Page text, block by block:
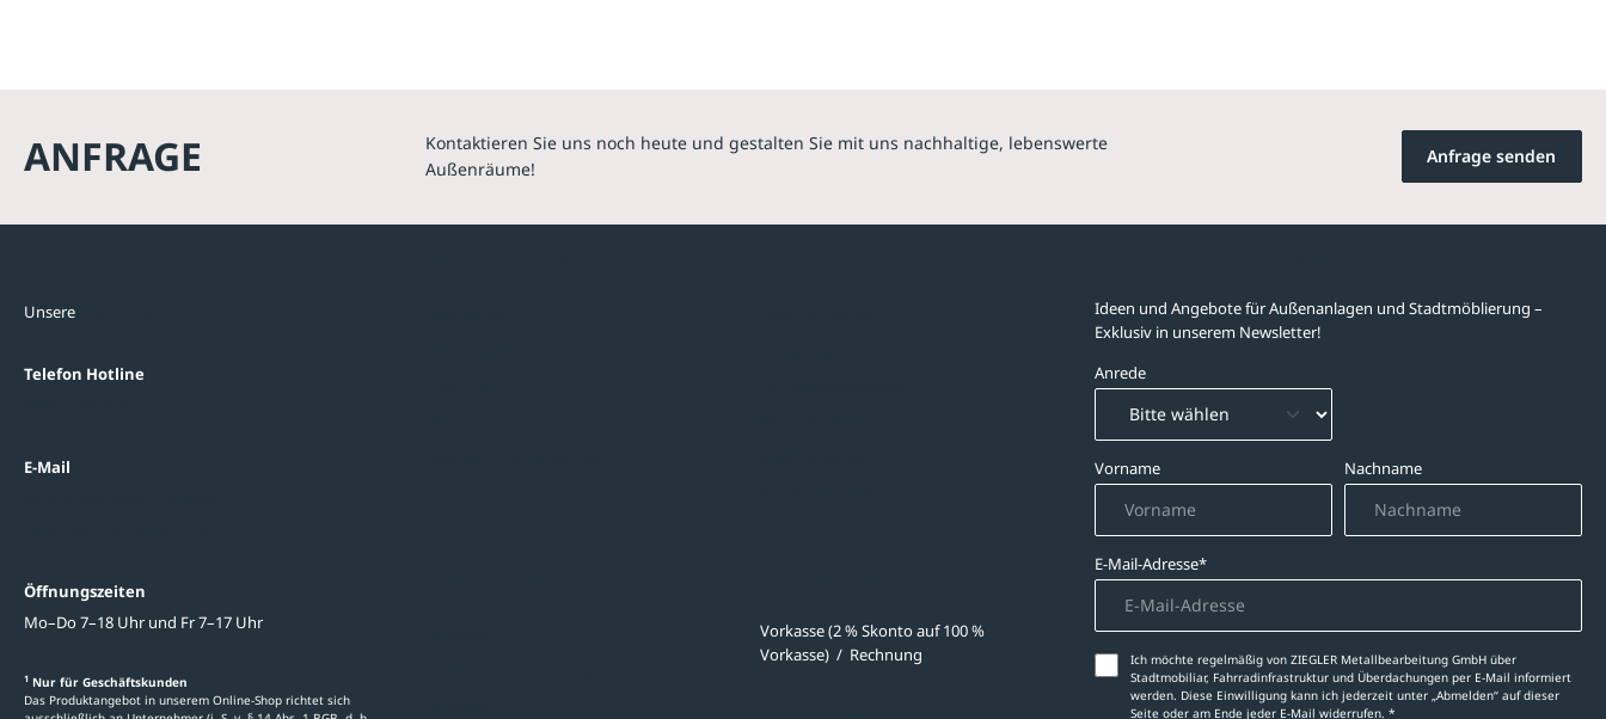
ANFRAGE
Kontaktieren Sie uns noch heute und gestalten Sie mit uns nachhaltige, lebenswerte
Außenräume!
Anfrage senden
Unsere
Telefon Hotline
E-Mail
Öffnungszeiten
Mo–Do 7–18 Uhr und Fr 7–17 Uhr
1 Nur für Geschäftskunden
Das Produktangebot in unserem Online-Shop richtet sich
Vorkasse (2 % Skonto auf 100 %
Vorkasse) / Rechnung
Ideen und Angebote für Außenanlagen und Stadtmöblierung –
Exklusiv in unserem Newsletter!
Anrede
Vorname Nachname
E-Mail-Adresse*
Ich möchte regelmäßig von ZIEGLER Metallbearbeitung GmbH über
Stadtmobiliar, Fahrradinfrastruktur und Überdachungen per E-Mail informiert
werden. Diese Einwilligung kann ich jederzeit unter „Abmelden‘‘ auf dieser
Seite oder am Ende jeder E-Mail widerrufen. *